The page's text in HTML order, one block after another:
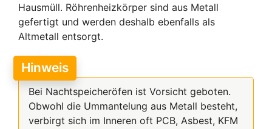
Hausmüll. Röhrenheizkörper sind aus Metall
gefertigt und werden deshalb ebenfalls als
Altmetall entsorgt.
Hinweis
Bei Nachtspeicheröfen ist Vorsicht geboten.
Obwohl die Ummantelung aus Metall besteht,
verbirgt sich im Inneren oft PCB, Asbest, KFM